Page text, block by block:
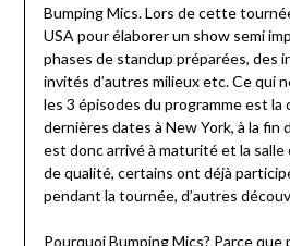
Bumping Mics. Lors de cette
USA pour élaborer un show semi
phases de standup préparées, des
invités d’autres milieux etc. Ce qui
les 3 épisodes du programme est la
dernières dates à New York, à la fin
est donc arrivé à maturité et la salle
de qualité, certains ont déjà
pendant la tournée, d’autres
Pourquoi Bumping Mics? Parce que